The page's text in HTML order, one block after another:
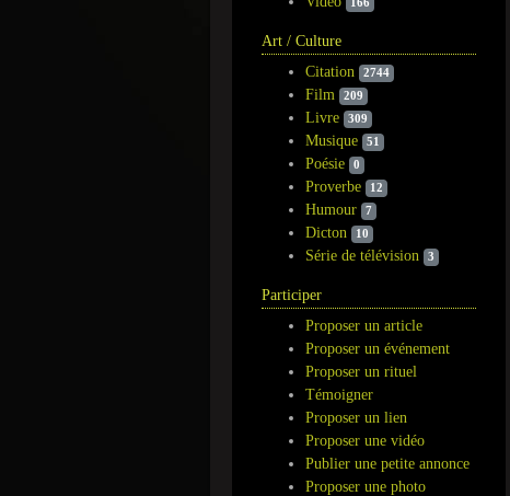
166
Art / Culture
Citation
2744
Film 209
Livre 309
Musique 51
Poésie 0
Proverbe 12
Humour 7
Dicton 10
Série de télévision 3
Participer
Proposer un article
Proposer un événement
Proposer un rituel
Témoigner
Proposer un lien
Proposer une vidéo
Publier une petite annonce
Proposer une photo